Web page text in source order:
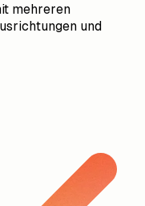
mehreren
und